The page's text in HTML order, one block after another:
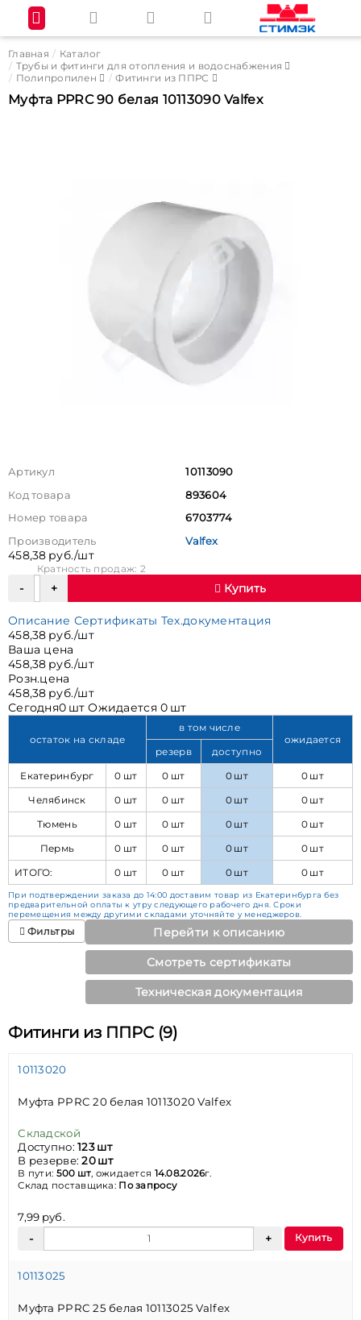
Главная
Каталог
Трубы и фитинги для отопления и водоснабжения
Полипропилен
Фитинги из ППРС
Муфта PPRC 90 белая 10113090 Valfex
Артикул
10113090
Код товара
893604
Номер товара
6703774
Производитель
Valfex
458,38 руб./шт
Кратность продаж: 2
Купить
Описание Сертификаты Тех.документация
458,38 руб./шт
Ваша цена
458,38 руб./шт
Розн.цена
458,38 руб./шт
Сегодня0 шт Ожидается 0 шт
остаток на складе
в том числе
ожидается
резерв
доступно
Екатеринбург
0 шт 0 шт 0 шт
0 шт
Челябинск
0 шт 0 шт 0 шт
0 шт
Тюмень
0 шт 0 шт 0 шт
0 шт
Пермь
0 шт 0 шт 0 шт
0 шт
ИТОГО:
0 шт 0 шт 0 шт 0 шт
При подтверждении заказа до 14:00 доставим товар из Екатеринбурга без
предварительной оплаты к утру следующего рабочего дня. Сроки
перемещения между другими складами уточняйте у менеджеров.
Фильтры Перейти к описанию
Смотреть сертификаты
Техническая документация
Фитинги из ППРС (9)
10113020
Муфта PPRC 20 белая 10113020 Valfex
Складской
Доступно:123 шт
В резерве:20 шт
В пути: 500 шт, ожидается 14.08.2026г.
Склад поставщика: По запросу
7,99 руб.
Купить
10113025
Муфта PPRC 25 белая 10113025 Valfex